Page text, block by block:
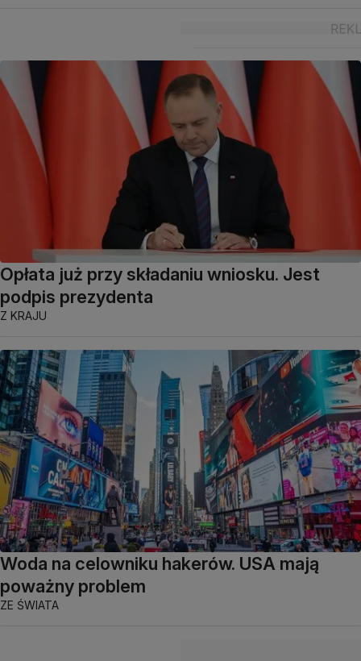
Opłata już przy składaniu wniosku. Jest
podpis prezydenta
Z KRAJU
Woda na celowniku hakerów. USA mają
poważny problem
ZE ŚWIATA